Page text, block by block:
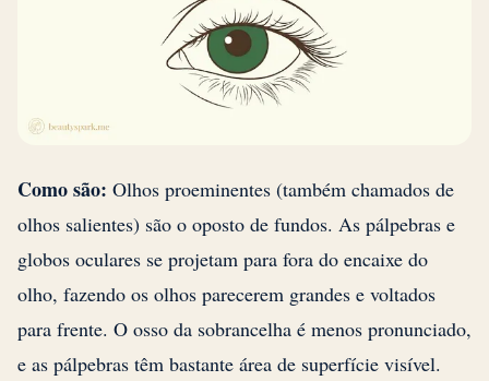
Como são: Olhos proeminentes (também chamados de
olhos salientes) são o oposto de fundos. As pálpebras e
globos oculares se projetam para fora do encaixe do
olho, fazendo os olhos parecerem grandes e voltados
para frente. O osso da sobrancelha é menos pronunciado,
e as pálpebras têm bastante área de superfície visível.